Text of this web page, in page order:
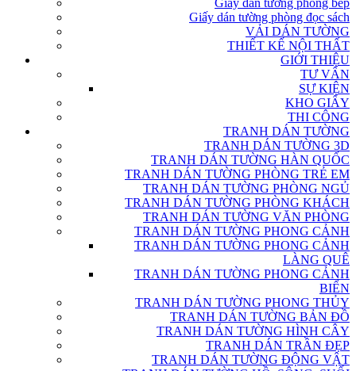
Giấy dán tường phòng bếp
Giấy dán tường phòng đọc sách
VẢI DÁN TƯỜNG
THIẾT KẾ NỘI THẤT
GIỚI THIỆU
TƯ VẤN
SỰ KIỆN
KHO GIẤY
THI CÔNG
TRANH DÁN TƯỜNG
TRANH DÁN TƯỜNG 3D
TRANH DÁN TƯỜNG HÀN QUỐC
TRANH DÁN TƯỜNG PHÒNG TRẺ EM
TRANH DÁN TƯỜNG PHÒNG NGỦ
TRANH DÁN TƯỜNG PHÒNG KHÁCH
TRANH DÁN TƯỜNG VĂN PHÒNG
TRANH DÁN TƯỜNG PHONG CẢNH
TRANH DÁN TƯỜNG PHONG CẢNH
LÀNG QUÊ
TRANH DÁN TƯỜNG PHONG CẢNH
BIỂN
TRANH DÁN TƯỜNG PHONG THỦY
TRANH DÁN TƯỜNG BẢN ĐỒ
TRANH DÁN TƯỜNG HÌNH CÂY
TRANH DÁN TRẦN ĐẸP
TRANH DÁN TƯỜNG ĐỘNG VẬT